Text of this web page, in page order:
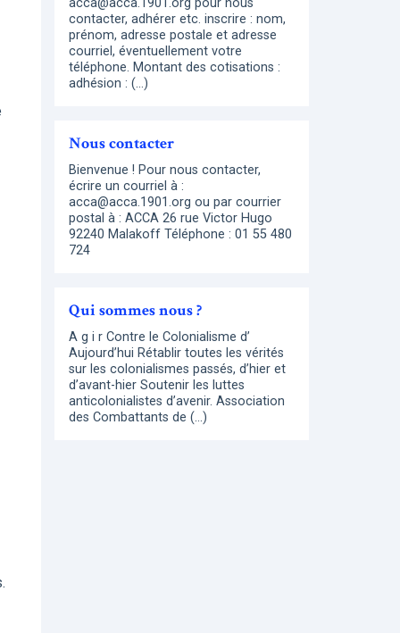
acca@acca.1901.org pour nous
contacter, adhérer etc. inscrire : nom,
prénom, adresse postale et adresse
courriel, éventuellement votre
téléphone. Montant des cotisations :
adhésion : (…)
Nous contacter
Bienvenue ! Pour nous contacter,
écrire un courriel à :
acca@acca.1901.org ou par courrier
postal à : ACCA 26 rue Victor Hugo
92240 Malakoff Téléphone : 01 55 480
724
Qui sommes nous ?
A g i r Contre le Colonialisme d’
Aujourd’hui Rétablir toutes les vérités
sur les colonialismes passés, d’hier et
d’avant-hier Soutenir les luttes
anticolonialistes d’avenir. Association
des Combattants de (…)